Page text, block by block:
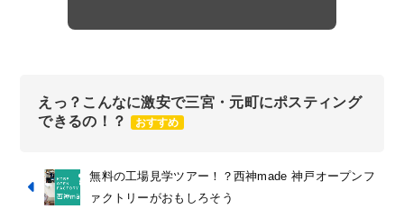
えっ？こんなに激安で三宮・元町にポスティング
できるの！？
おすすめ
無料の工場見学ツアー！？西神made 神戸オープンフ
ァクトリーがおもしろそう